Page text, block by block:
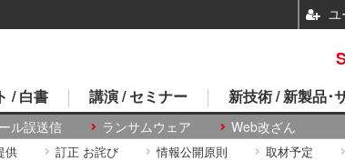
ル誤送信 ランサムウェア Web改ざん
/ 白書 講演 / セミナー 新技術 / 新製品･
供 訂正 お詫び 情報公開原則 取材予定
ユ